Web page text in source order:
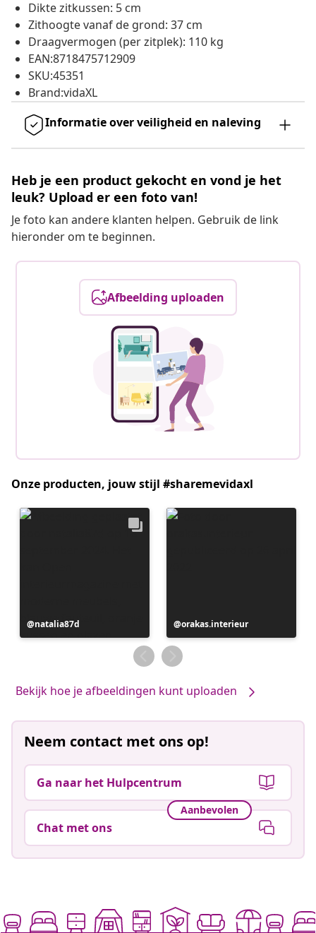
Dikte zitkussen: 5 cm
Zithoogte vanaf de grond: 37 cm
Draagvermogen (per zitplek): 110 kg
EAN:8718475712909
SKU:45351
Brand:vidaXL
Informatie over veiligheid en naleving
Heb je een product gekocht en vond je het
leuk? Upload er een foto van!
Je foto kan andere klanten helpen. Gebruik de link
hieronder om te beginnen.
Afbeelding uploaden
Onze producten, jouw stijl #sharemevidaxl
Bericht
gepubliceerd
natalia87d
Bericht
gepubliceerd
door
orakas.interieur
Bekijk hoe je afbeeldingen kunt uploaden
Neem contact met ons op!
Ga naar het Hulpcentrum
Aanbevolen
Chat met ons